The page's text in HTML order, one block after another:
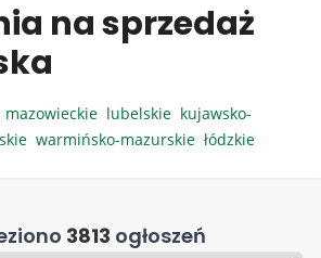
na sprzedaż
mazowieckie lubelskie kujawsko-
warmińsko-mazurskie łódzkie
3813 ogłoszeń